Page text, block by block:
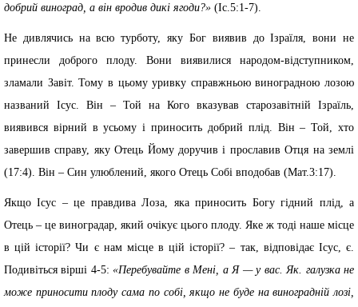
добрий виноград, а він вродив дикі ягоди?» (Іс.5:1-7).
Не дивлячись на всю турботу, яку Бог виявив до Ізраїля, вони не
принесли доброго плоду. Вони виявилися народом-відступником,
зламали Завіт. Тому в цьому уривку справжньою виноградною лозою
названий Ісус. Він – Той на Кого вказував старозавітній Ізраїль,
виявився вірний в усьому і приносить добрий плід. Він – Той, хто
завершив справу, яку Отець Йому доручив і прославив Отця на землі
(17:4). Він – Син улюблений, якого Отець Собі вподобав (Мат.3:17).
Якщо Ісус – це правдива Лоза, яка приносить Богу гідний плід, а
Отець – це виноградар, який очікує цього плоду. Яке ж тоді наше місце
в цій історії? Чи є нам місце в цій історії? – так, відповідає Ісус, є.
Подивіться вірші 4-5:«Перебувайте в Мені, а Я — у вас. Як. галузка не
може приносити плоду сама по собі, якщо не буде на виноградній лозі,